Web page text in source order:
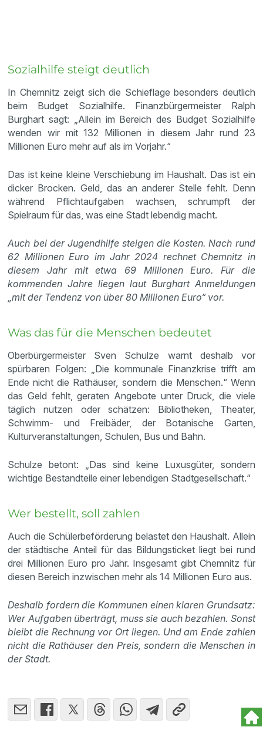
Sozialhilfe steigt deutlich
In Chemnitz zeigt sich die Schieflage besonders deutlich
beim Budget Sozialhilfe. Finanzbürgermeister Ralph
Burghart sagt: „Allein im Bereich des Budget Sozialhilfe
wenden wir mit 132 Millionen in diesem Jahr rund 23
Millionen Euro mehr auf als im Vorjahr.“
Das ist keine kleine Verschiebung im Haushalt. Das ist ein
dicker Brocken. Geld, das an anderer Stelle fehlt. Denn
während Pflichtaufgaben wachsen, schrumpft der
Spielraum für das, was eine Stadt lebendig macht.
Auch bei der Jugendhilfe steigen die Kosten. Nach rund
62 Millionen Euro im Jahr 2024 rechnet Chemnitz in
diesem Jahr mit etwa 69 Millionen Euro. Für die
kommenden Jahre liegen laut Burghart Anmeldungen
„mit der Tendenz von über 80 Millionen Euro“ vor.
Was das für die Menschen bedeutet
Oberbürgermeister Sven Schulze warnt deshalb vor
spürbaren Folgen: „Die kommunale Finanzkrise trifft am
Ende nicht die Rathäuser, sondern die Menschen.“ Wenn
das Geld fehlt, geraten Angebote unter Druck, die viele
täglich nutzen oder schätzen: Bibliotheken, Theater,
Schwimm- und Freibäder, der Botanische Garten,
Kulturveranstaltungen, Schulen, Bus und Bahn.
Schulze betont: „Das sind keine Luxusgüter, sondern
wichtige Bestandteile einer lebendigen Stadtgesellschaft.“
Wer bestellt, soll zahlen
Auch die Schülerbeförderung belastet den Haushalt. Allein
der städtische Anteil für das Bildungsticket liegt bei rund
drei Millionen Euro pro Jahr. Insgesamt gibt Chemnitz für
diesen Bereich inzwischen mehr als 14 Millionen Euro aus.
Deshalb fordern die Kommunen einen klaren Grundsatz:
Wer Aufgaben überträgt, muss sie auch bezahlen. Sonst
bleibt die Rechnung vor Ort liegen. Und am Ende zahlen
nicht die Rathäuser den Preis, sondern die Menschen in
der Stadt.